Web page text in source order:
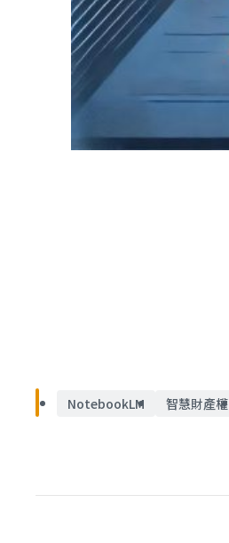
NotebookLM 智慧財產權